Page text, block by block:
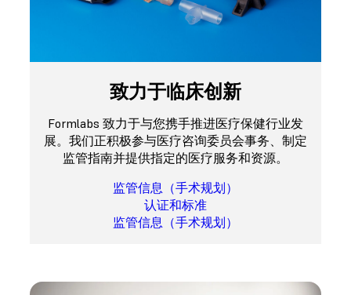
致力于临床创新
Formlabs 致力于与您携手推进医疗保健行业发
展。我们正积极参与医疗咨询委员会事务、制定
监管指南并提供指定的医疗服务和资源。
监管信息（手术规划）
认证和标准
监管信息（手术规划）